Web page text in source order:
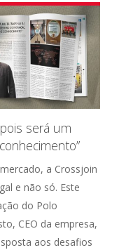
será um
a Crossjoin
e não só. Este
do Polo
CEO da empresa,
aos desafios